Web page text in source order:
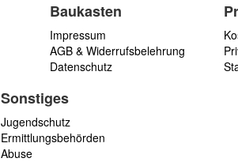
Baukasten
Impressum
AGB & Widerrufsbelehrung
Datenschutz
Sonstiges
Jugendschutz
Ermittlungsbehörden
Abuse